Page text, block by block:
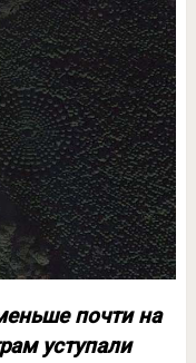
почти на
уступали